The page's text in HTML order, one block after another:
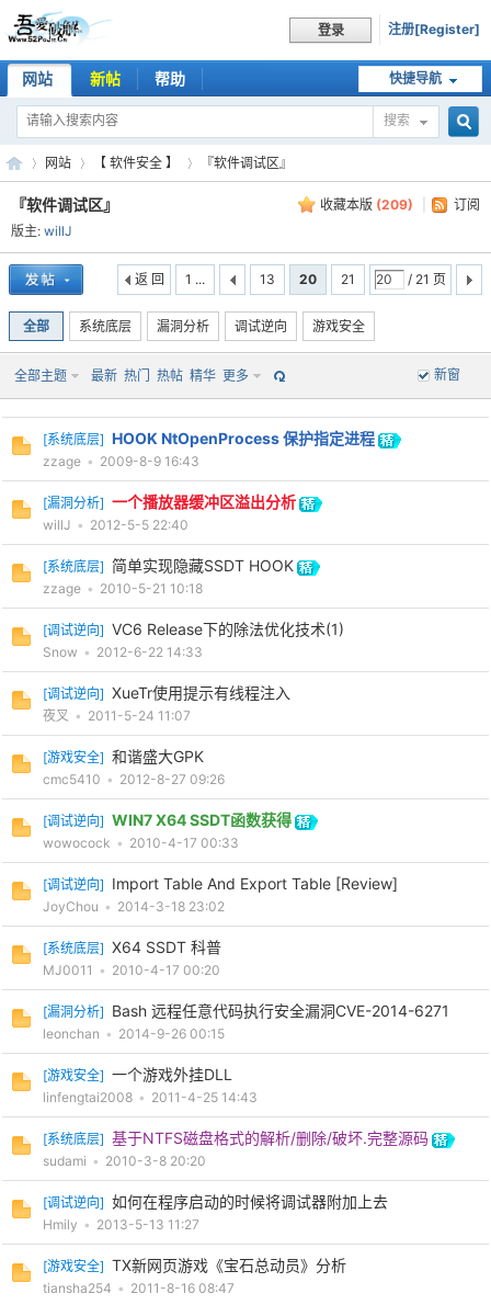
登录 注册[Register]
快捷导航
网站 新帖 帮助
搜索
吾
破
»
网站
›
【 软件安全 】
›
『软件调试区』
收藏本版 (209) 订阅
『软件调试区』
版主: willJ
1 ... 13 20 21 / 21 页
返 回
全部 系统底层 漏洞分析 调试逆向 游戏安全
新窗
全部主题 最新 热门 热帖 精华 更多
[系统底层] HOOK NtOpenProcess 保护指定进程
zzage • 2009-8-9 16:43
[漏洞分析] 一个播放器缓冲区溢出分析
willJ • 2012-5-5 22:40
[系统底层] 简单实现隐藏SSDT HOOK
zzage • 2010-5-21 10:18
[调试逆向] VC6 Release下的除法优化技术(1)
Snow • 2012-6-22 14:33
[调试逆向] XueTr使用提示有线程注入
夜叉 • 2011-5-24 11:07
[游戏安全] 和谐盛大GPK
cmc5410 • 2012-8-27 09:26
[调试逆向] WIN7 X64 SSDT函数获得
wowocock • 2010-4-17 00:33
[调试逆向] Import Table And Export Table [Review]
JoyChou • 2014-3-18 23:02
[系统底层] X64 SSDT 科普
MJ0011 • 2010-4-17 00:20
[漏洞分析] Bash 远程任意代码执行安全漏洞CVE-2014-6271
leonchan • 2014-9-26 00:15
[游戏安全] 一个游戏外挂DLL
linfengtai2008 • 2011-4-25 14:43
[系统底层] 基于NTFS磁盘格式的解析/删除/破坏.完整源码
sudami • 2010-3-8 20:20
[调试逆向] 如何在程序启动的时候将调试器附加上去
Hmily • 2013-5-13 11:27
[游戏安全] TX新网页游戏《宝石总动员》分析
tiansha254 • 2011-8-16 08:47